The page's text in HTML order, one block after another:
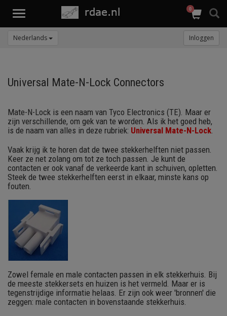
Toggle
0
Nederlands Inloggen
Universal Mate-N-Lock Connectors
Mate-N-Lock is een naam van Tyco Electronics (TE). Maar er
zijn verschillende, om gek van te worden. Als ik het goed heb,
is de naam van alles in deze rubriek: Universal Mate-N-Lock.
Vaak krijg ik te horen dat de twee stekkerhelften niet passen.
Keer ze net zolang om tot ze toch passen. Je kunt de
contacten er ook vanaf de verkeerde kant in schuiven, opletten.
Steek de twee stekkerhelften eerst in elkaar, minste kans op
fouten.
Zowel female en male contacten passen in elk stekkerhuis. Bij
de meeste stekkersets en huizen is het vermeld. Maar er is
tegenstrijdige informatie helaas. Er zijn ook weer 'bronnen' die
zeggen: male contacten in bovenstaande stekkerhuis.